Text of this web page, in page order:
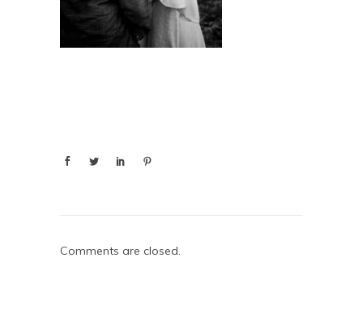
Comments are closed.